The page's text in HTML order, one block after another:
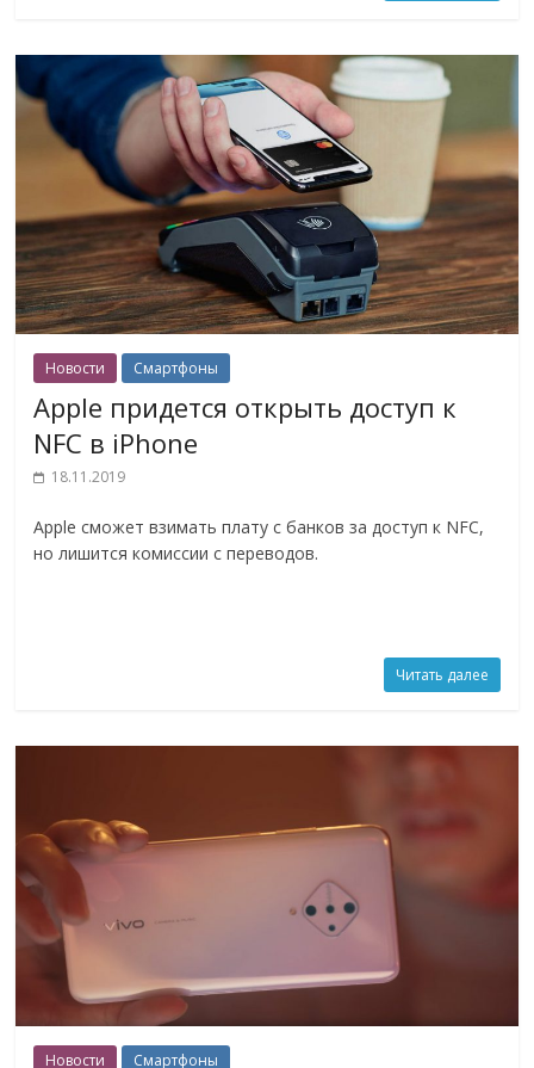
Новости Смартфоны
Apple придется открыть доступ к
NFC в iPhone
18.11.2019
Apple сможет взимать плату с банков за доступ к NFC,
но лишится комиссии с переводов.
Читать далее
Новости Смартфоны